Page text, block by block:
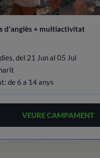
d'anglès + multiactivitat
del 21 Jun al 05 Jul
de 6 a 14 anys
VEURE CAMPAMENT